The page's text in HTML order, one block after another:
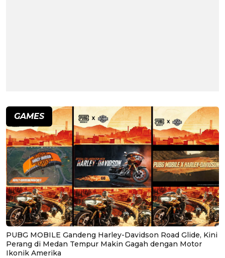
GAMES
PUBG MOBILE Gandeng Harley-Davidson Road Glide, Kini
Perang di Medan Tempur Makin Gagah dengan Motor
Ikonik Amerika